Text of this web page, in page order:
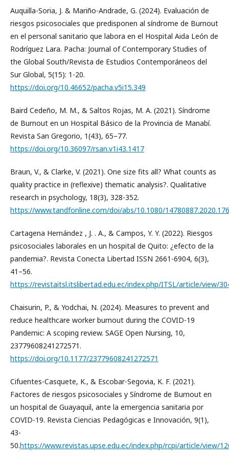
Auquilla-Soria, J. & Mariño-Andrade, G. (2024). Evaluación de
riesgos psicosociales que predisponen al síndrome de Burnout
en el personal sanitario que labora en el Hospital Aida León de
Rodríguez Lara. Pacha: Journal of Contemporary Studies of
the Global South/Revista de Estudios Contemporáneos del
Sur Global, 5(15): 1-20.
https://doi.org/10.46652/pacha.v5i15.349
Baird Cedeño, M. M., & Saltos Rojas, M. A. (2021). Síndrome
de Burnout en un Hospital Básico de la Provincia de Manabí.
Revista San Gregorio, 1(43), 65–77.
https://doi.org/10.36097/rsan.v1i43.1417
Braun, V., & Clarke, V. (2021). One size fits all? What counts as
quality practice in (reflexive) thematic analysis?. Qualitative
research in psychology, 18(3), 328-352.
https://www.tandfonline.com/doi/abs/10.1080/
Cartagena Hernández , J. . A., & Campos, Y. Y. (2022). Riesgos
psicosociales laborales en un hospital de Quito: ¿efecto de la
pandemia?. Revista Conecta Libertad ISSN 2661-6904, 6(3),
41–56.
https://revistaitsl.itslibertad.edu.ec/index.php/ITSL/article/view/
Chaisurin, P., & Yodchai, N. (2024). Measures to prevent and
reduce healthcare worker burnout during the COVID-19
Pandemic: A scoping review. SAGE Open Nursing, 10,
23779608241272571.
https://doi.org/10.1177/23779608241272571
Cifuentes-Casquete, K., & Escobar-Segovia, K. F. (2021).
Factores de riesgos psicosociales y Síndrome de Burnout en
un hospital de Guayaquil, ante la emergencia sanitaria por
COVID-19. Revista Ciencias Pedagógicas e Innovación, 9(1),
43-
50.https://www.revistas.upse.edu.ec/index.php/rcpi/article/view/